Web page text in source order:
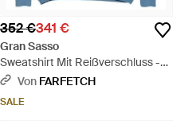
352 €341 €
Gran Sasso
Sweatshirt Mit Reißverschluss -
BlauVon FARFETCH
SALE